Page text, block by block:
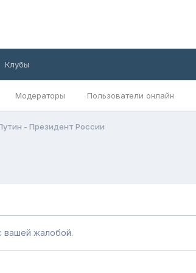
Модераторы Пользователи онлайн
Клубы
- Президент России
вашей жалобой.